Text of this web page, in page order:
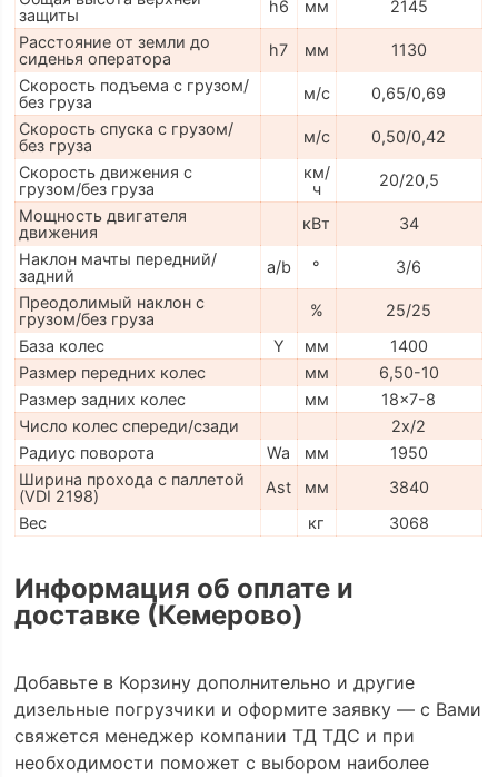
защиты
h6 мм
2145
Расстояние от земли до
сиденья оператора
h7 мм
1130
Скорость подъема с грузом/
без груза
м/с
0,65/0,69
Скорость спуска с грузом/
без груза
м/с
0,50/0,42
Скорость движения с
грузом/без груза
км/
ч
20/20,5
Мощность двигателя
движения
кВт
34
Наклон мачты передний/
задний
a/b °
3/6
Преодолимый наклон с
грузом/без груза
%
25/25
База колес
Y мм
1400
Размер передних колес
мм
6,50-10
Размер задних колес
мм
18x7-8
Число колес спереди/сзади
2x/2
Радиус поворота
Wa мм
1950
Ширина прохода с паллетой
(VDI 2198)
Ast мм
3840
Вес
кг 3068
Информация об оплате и
доставке (Кемерово)
Добавьте в Корзину дополнительно и другие
дизельные погрузчики и оформите заявку — с Вами
свяжется менеджер компании ТД ТДС и при
необходимости поможет с выбором наиболее